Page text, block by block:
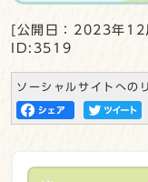
[公開日：2023年12
ID:3519
ソーシャルサイトへの